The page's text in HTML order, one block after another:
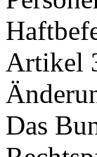
Artikel
Das